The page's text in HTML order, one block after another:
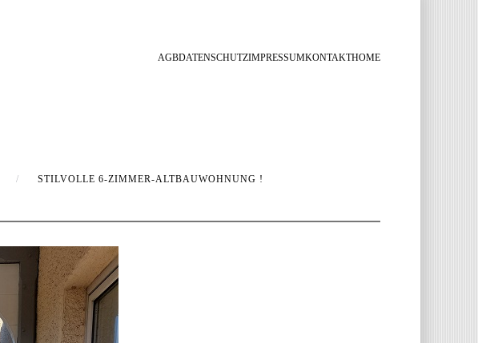
AGBDATENSCHUTZIMPRESSUMKONTAKTHOME
STILVOLLE 6-ZIMMER-ALTBAUWOHNUNG !